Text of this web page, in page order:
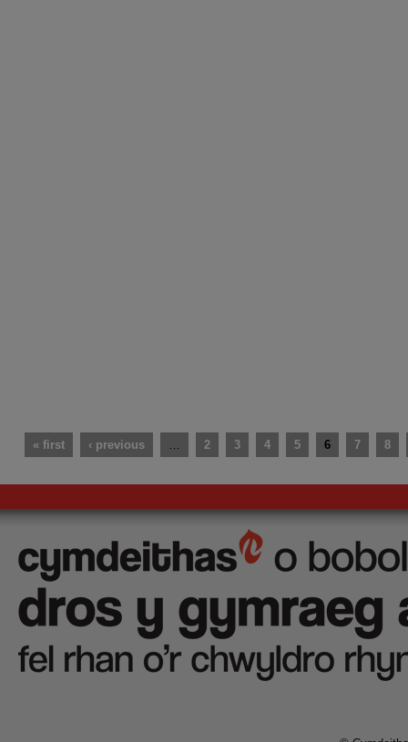
« first ‹ previous 2 3 4 5 6 7 8